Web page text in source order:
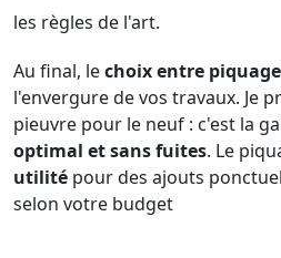
les règles de l'art.
Au final, lechoix entre
l'envergure de vos travaux. Je
pieuvre pour le neuf : c'est la
optimal et sans fuites. Le
utilité pour des ajouts
selon votre budget